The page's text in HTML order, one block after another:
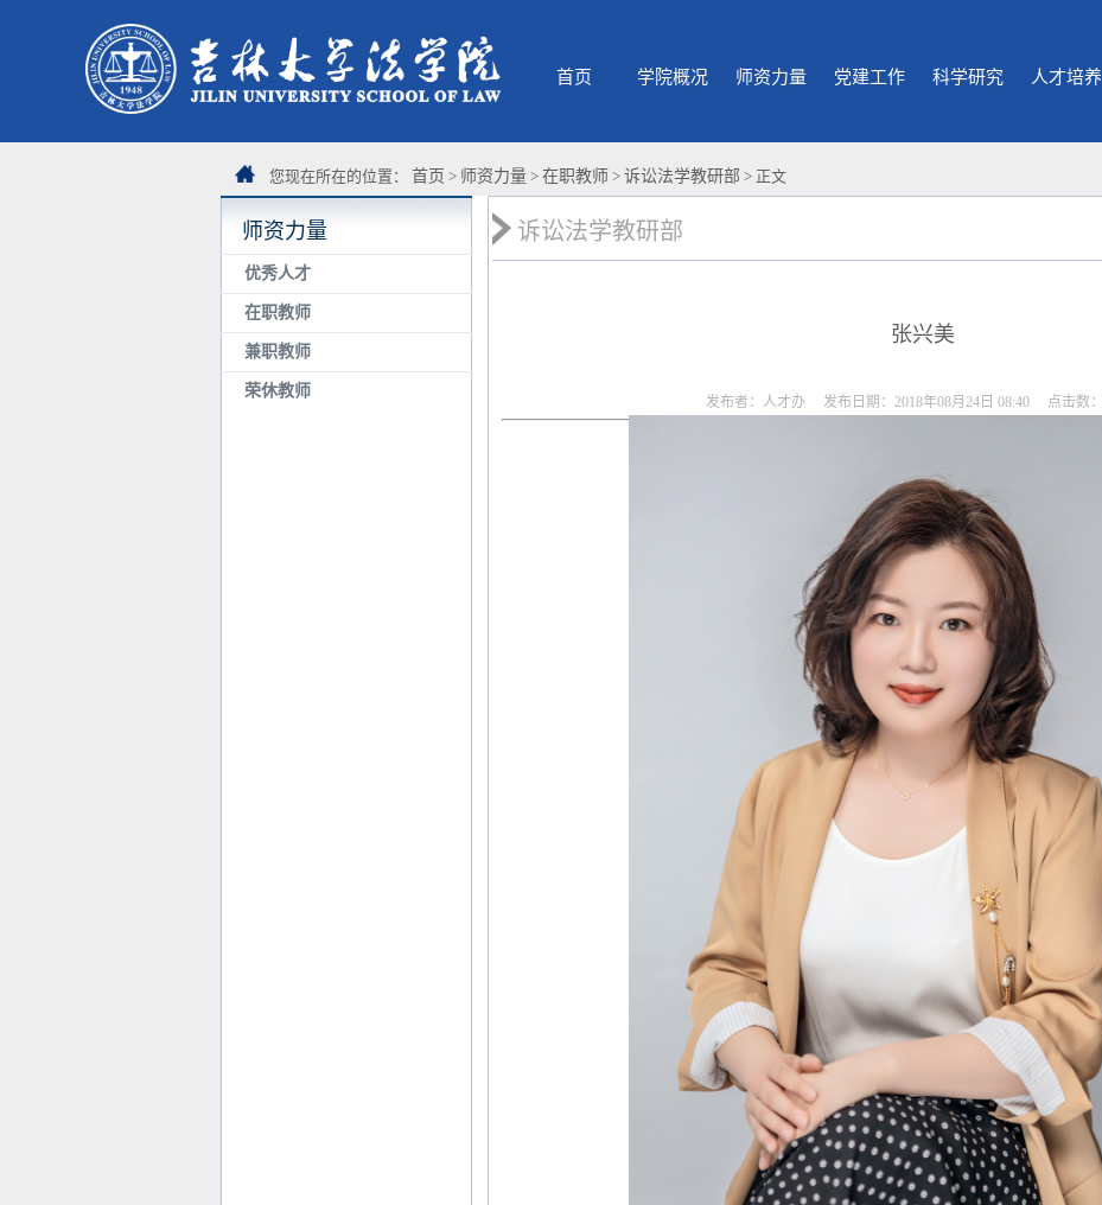
首页 学院概况 师资力量 党建工作 科学研究 人才培养
您现在所在的位置： 首页 > 师资力量> 在职教师 > 诉讼法学教研部 > 正文
师资力量
优秀人才
在职教师
兼职教师
荣休教师
诉讼法学教研部
张兴美
发布者：人才办 发布日期：2018年08月24日 08:40 点击数：